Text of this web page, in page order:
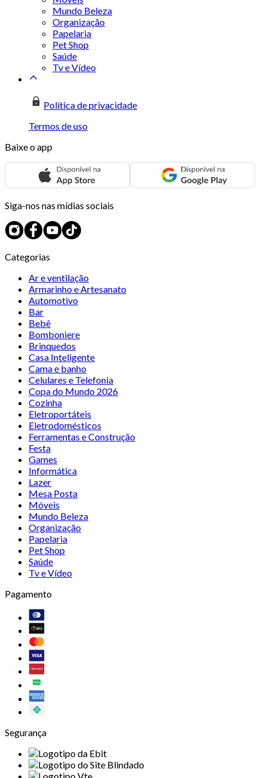
Mundo Beleza
Organização
Papelaria
Pet Shop
Saúde
Tv e Vídeo
Política de privacidade
Termos de uso
Baixe o app
Siga-nos nas mídias sociais
Categorias
Ar e ventilação
Armarinho e Artesanato
Automotivo
Bar
Bebê
Bomboniere
Brinquedos
Casa Inteligente
Cama e banho
Celulares e Telefonia
Copa do Mundo 2026
Cozinha
Eletroportáteis
Eletrodomésticos
Ferramentas e Construção
Festa
Games
Informática
Lazer
Mesa Posta
Móveis
Mundo Beleza
Organização
Papelaria
Pet Shop
Saúde
Tv e Vídeo
Pagamento
Segurança